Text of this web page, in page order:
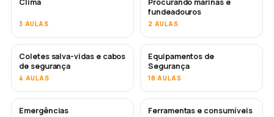
3 AULAS
fundeadouros
2 AULAS
Coletes salva-vidas e cabos
de segurança
4 AULAS
Equipamentos de
Segurança
18 AULAS
Emergências Ferramentas e consumíveis